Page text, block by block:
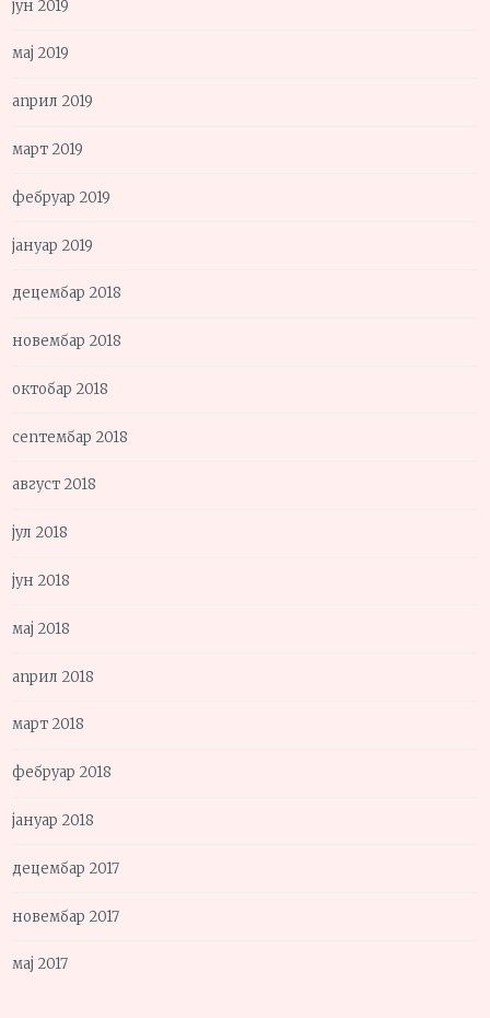
јун 2019
мај 2019
април 2019
март 2019
фебруар 2019
јануар 2019
децембар 2018
новембар 2018
октобар 2018
септембар 2018
август 2018
јул 2018
јун 2018
мај 2018
април 2018
март 2018
фебруар 2018
јануар 2018
децембар 2017
новембар 2017
мај 2017